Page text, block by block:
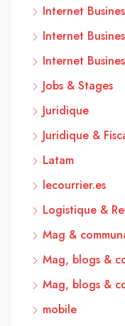
Internet
Internet
Internet
Jobs & Stages
Juridique
Juridique &
Latam
lecourrier.es
Logistique &
Mag &
Mag, blogs &
Mag, blogs &
mobile